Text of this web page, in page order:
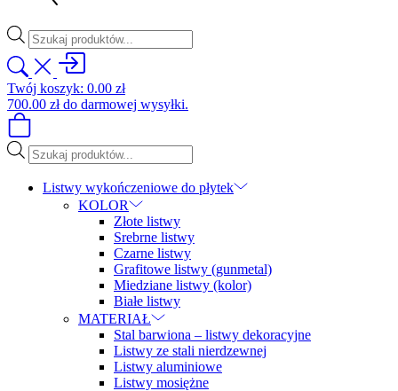
Wyszukiwarka
produktów
Twój koszyk: 0.00 zł
700.00 złdo darmowej wysyłki.
Wyszukiwarka
produktów
Listwy wykończeniowe do płytek
KOLOR
Złote listwy
Srebrne listwy
Czarne listwy
Grafitowe listwy (gunmetal)
Miedziane listwy (kolor)
Białe listwy
MATERIAŁ
Stal barwiona – listwy dekoracyjne
Listwy ze stali nierdzewnej
Listwy aluminiowe
Listwy mosiężne